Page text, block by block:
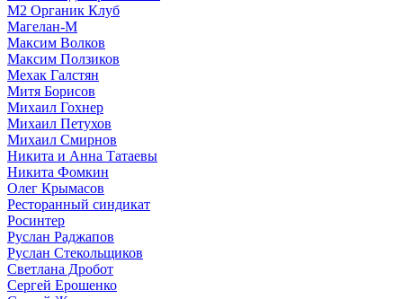
М2 Органик Клуб
Магелан-М
Максим Волков
Максим Ползиков
Мехак Галстян
Митя Борисов
Михаил Гохнер
Михаил Петухов
Михаил Смирнов
Никита и Анна Татаевы
Никита Фомкин
Олег Крымасов
Ресторанный синдикат
Росинтер
Руслан Раджапов
Руслан Стекольщиков
Светлана Дробот
Сергей Ерошенко